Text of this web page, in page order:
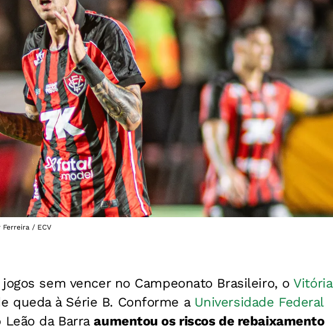
/ ECV
sem vencer no Campeonato Brasileiro, oVitória
queda à Série B. Conforme a Universidade Federal
Leão da Barraaumentou os riscos de rebaixamento